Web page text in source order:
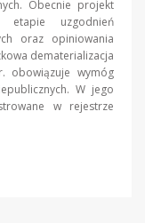
Obecnie projekt
uzgodnień
oraz opiniowania
dematerializacja
obowiązuje wymóg
W jego
w rejestrze